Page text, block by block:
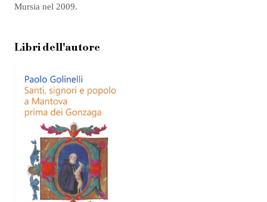
Mursia nel 2009.
Libri dell'autore